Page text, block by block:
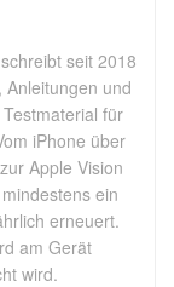
seit 2018
und
für
iPhone über
Apple Vision
ein
erneuert.
am Gerät
wird.